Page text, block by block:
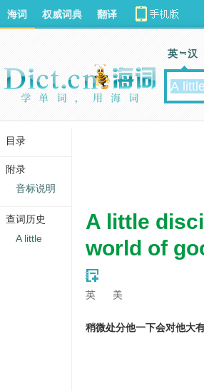
A little
world of
英 美
稍微处分他一下会对他大有
海词 权威词典 翻译
英 汉
目录
附录
音标说明
查词历史
A little